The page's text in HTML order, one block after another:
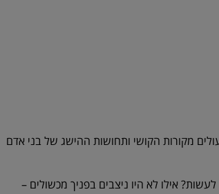
מקורות הקושי ותחושות ההישג של בני אדם
אילו לא היו ניצבים בפניך מכשולים –